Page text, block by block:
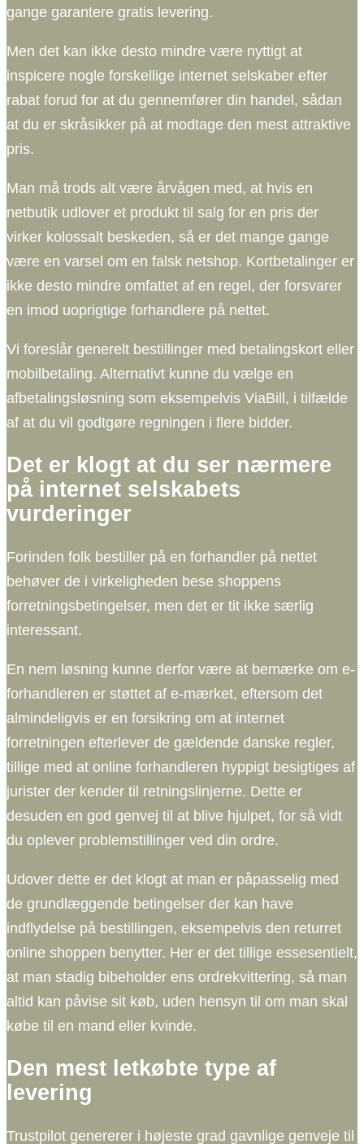
gange garantere gratis levering.
Men det kan ikke desto mindre være nyttigt at
inspicere nogle forskellige internet selskaber efter
rabat forud for at du gennemfører din handel, sådan
at du er skråsikker på at modtage den mest attraktive
pris.
Man må trods alt være årvågen med, at hvis en
netbutik udlover et produkt til salg for en pris der
virker kolossalt beskeden, så er det mange gange
være en varsel om en falsk netshop. Kortbetalinger er
ikke desto mindre omfattet af en regel, der forsvarer
en imod uoprigtige forhandlere på nettet.
Vi foreslår generelt bestillinger med betalingskort eller
mobilbetaling. Alternativt kunne du vælge en
afbetalingsløsning som eksempelvis ViaBill, i tilfælde
af at du vil godtgøre regningen i flere bidder.
Det er klogt at du ser nærmere
på internet selskabets
vurderinger
Forinden folk bestiller på en forhandler på nettet
behøver de i virkeligheden bese shoppens
forretningsbetingelser, men det er tit ikke særlig
interessant.
En nem løsning kunne derfor være at bemærke om e-
forhandleren er støttet af e-mærket, eftersom det
almindeligvis er en forsikring om at internet
forretningen efterlever de gældende danske regler,
tillige med at online forhandleren hyppigt besigtiges af
jurister der kender til retningslinjerne. Dette er
desuden en god genvej til at blive hjulpet, for så vidt
du oplever problemstillinger ved din ordre.
Udover dette er det klogt at man er påpasselig med
de grundlæggende betingelser der kan have
indflydelse på bestillingen, eksempelvis den returret
online shoppen benytter. Her er det tillige essesentielt,
at man stadig bibeholder ens ordrekvittering, så man
altid kan påvise sit køb, uden hensyn til om man skal
købe til en mand eller kvinde.
Den mest letkøbte type af
levering
Trustpilot genererer i højeste grad gavnlige genveje til